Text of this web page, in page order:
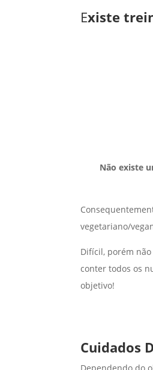
Existe
Não existe
vegetariano/
Difícil, porém
conter todos os
objetivo!
Cuidados